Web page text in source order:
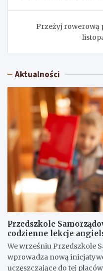
Przeżyj rowerową
Aktualności
Przedszkole
codzienne lekcje
We wrześniu Przedszkole
wprowadza nową
uczęszczające do tej